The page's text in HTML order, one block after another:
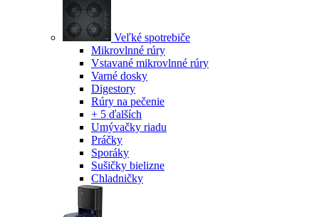
Veľké spotrebiče
Mikrovlnné rúry
Vstavané mikrovlnné rúry
Varné dosky
Digestory
Rúry na pečenie
+ 5 ďalších
Umývačky riadu
Práčky
Sporáky
Sušičky bielizne
Chladničky